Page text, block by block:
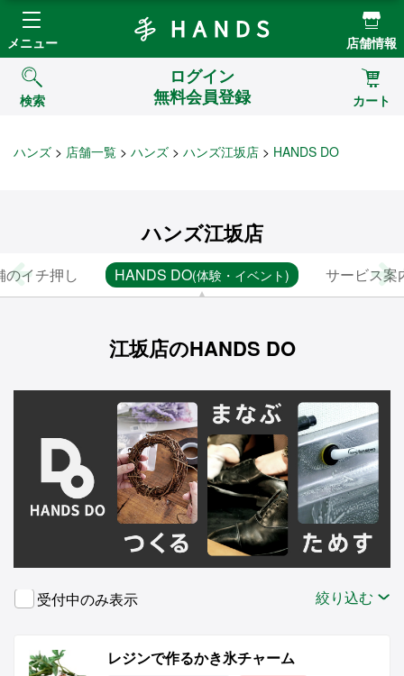
Hands ハンズ
メニュー 店舗情報
検索
ログイン
無料会員登録
カート
ハンズ 店舗一覧 ハンズ ハンズ江坂店 HANDS DO
ハンズ江坂店
のイチ押し HANDS DO(体験・イベント) サービス案
江坂店のHANDS DO
受付中のみ表示 絞り込む
レジンで作るかき氷チャーム